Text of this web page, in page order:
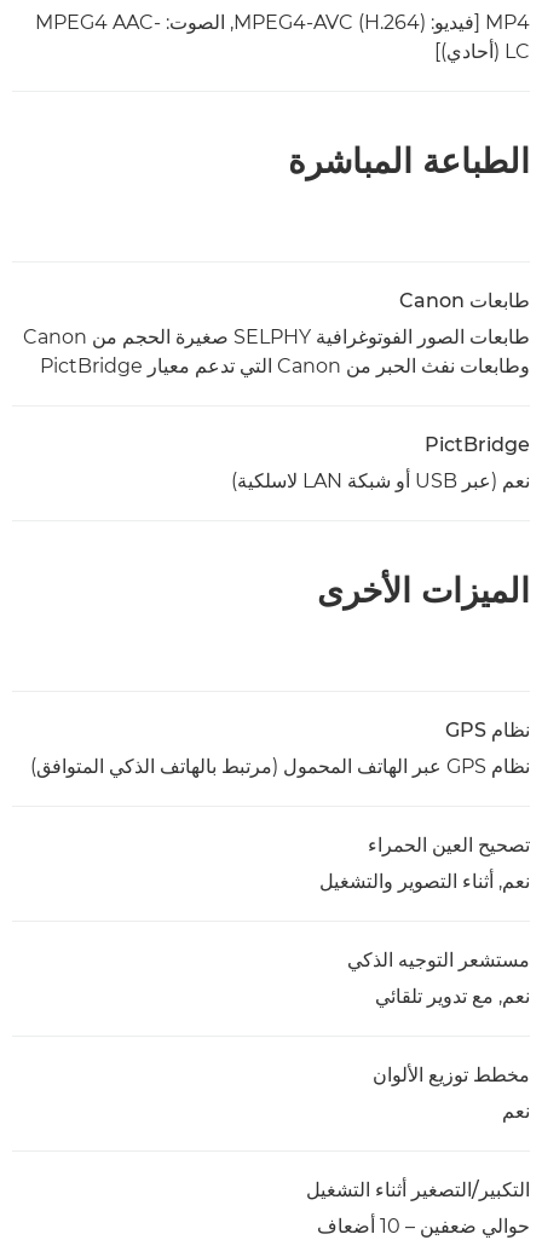
MP4 [فيديو: MPEG4-AVC (H.264)‎, الصوت: MPEG4 AAC-
LC (أحادي)]
الطباعة المباشرة
طابعات Canon
طابعات الصور الفوتوغرافية SELPHY صغيرة الحجم من Canon
وطابعات نفث الحبر من Canon التي تدعم معيار PictBridge
PictBridge
نعم (عبر USB أو شبكة LAN لاسلكية)
الميزات الأخرى
نظام GPS
نظام GPS عبر الهاتف المحمول (مرتبط بالهاتف الذكي المتوافق)
تصحيح العين الحمراء
نعم, أثناء التصوير والتشغيل
مستشعر التوجيه الذكي
نعم, مع تدوير تلقائي
مخطط توزيع الألوان
نعم
التكبير/التصغير أثناء التشغيل
حوالي ضعفين – 10 أضعاف